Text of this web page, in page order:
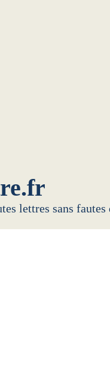
lettres sans